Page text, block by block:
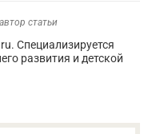
статьи
Специализируется
развития и детской